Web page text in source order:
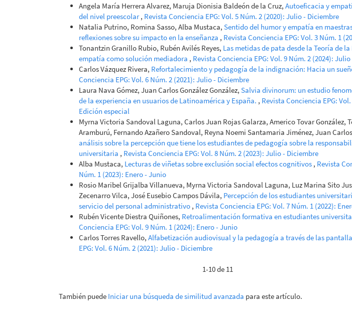
Angela María Herrera Alvarez, Maruja Dionisia Baldeón de la Cruz, Autoeficacia y
del nivel preescolar, Revista Conciencia EPG: Vol. 5 Núm. 2 (2020): Julio - Diciembre
Natalia Putrino, Romina Sasso, Alba Mustaca, Sentido del humor y empatía en
reflexiones sobre su impacto en la enseñanza , Revista Conciencia EPG: Vol. 3 Núm. 1
Tonantzin Granillo Rubio, Rubén Avilés Reyes, Las metidas de pata desde la Teoría de la
empatía como solución mediadora , Revista Conciencia EPG: Vol. 9 Núm. 2 (2024):
Carlos Vázquez Rivera, Refortalecimiento y pedagogía de la indignación: Hacia un
Conciencia EPG: Vol. 6 Núm. 2 (2021): Julio - Diciembre
Laura Nava Gómez, Juan Carlos González González, Salvia divinorum: un estudio
de la experiencia en usuarios de Latinoamérica y España. , Revista Conciencia EPG:
Edición especial
Myrna Victoria Sandoval Laguna, Carlos Juan Rojas Galarza, Americo Tovar González,
Aramburú, Fernando Azañero Sandoval, Reyna Noemi Santamaria Jiménez, Juan
análisis sobre la percepción que tiene los estudiantes de pedagogía sobre la
universitaria , Revista Conciencia EPG: Vol. 8 Núm. 2 (2023): Julio - Diciembre
Alba Mustaca, Lecturas de viñetas sobre exclusión social efectos cognitivos , Revista
Núm. 1 (2023): Enero - Junio
Rosio Maribel Grijalba Villanueva, Myrna Victoria Sandoval Laguna, Luz Marina Sito
Zecenarro Vilca, José Eusebio Campos Dávila, Percepción de los estudiantes
servicio del personal administrativo , Revista Conciencia EPG: Vol. 7 Núm. 1 (2022):
Rubén Vicente Diestra Quiñones, Retroalimentación formativa en estudiantes
Conciencia EPG: Vol. 9 Núm. 1 (2024): Enero - Junio
Carlos Torres Ravello, Alfabetización audiovisual y la pedagogía a través de las
EPG: Vol. 6 Núm. 2 (2021): Julio - Diciembre
1-10 de 11
También puede Iniciar una búsqueda de similitud avanzada para este artículo.